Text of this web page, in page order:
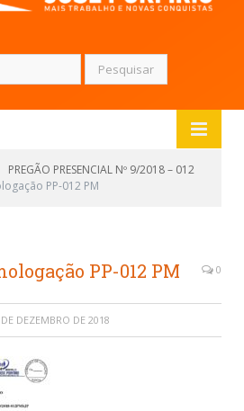
PREGÃO PRESENCIAL Nº 9/2018 – 012
PP-012 PM
PP-012 PM 0
DEZEMBRO DE 2018